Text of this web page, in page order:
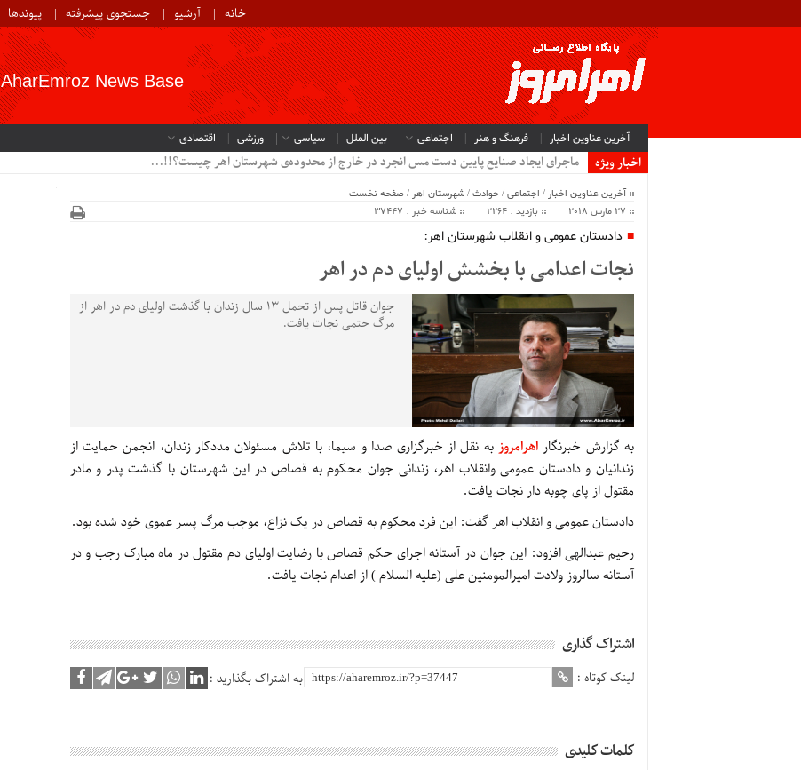
خانه آرشیو جستجوی پیشرفته پیوندها
AharEmroz News Base
آخرین عناوین اخبار فرهنگ و هنر اجتماعی بین الملل سیاسی ورزشی اقتصادی
اخبار ویژه
ماجرای ایجاد صنایع پایین دست مس انجرد در خارج از محدوده‌ی شهرستان اهر چیست؟!!...
آخرین عناوین اخبار / اجتماعی/حوادث/شهرستان اهر /صفحه نخست
27 مارس 2018
بازدید : 2264 شناسه خبر : 37447
دادستان عمومی و انقلاب شهرستان اهر:
نجات اعدامی با بخشش اولیای دم در اهر
جوان قاتل پس از تحمل 13 سال زندان با گذشت اولیای دم در اهر از
مرگ حتمی نجات یافت.
به گزارش خبرنگاراهرامروز به نقل از خبرگزاری صدا و سیما، با تلاش مسئولان مددکار زندان، انجمن حمایت از
زندانیان و دادستان عمومی وانقلاب اهر، زندانی جوان محکوم به قصاص در این شهرستان با گذشت پدر و مادر
مقتول از پای چوبه دار نجات یافت.
دادستان عمومی و انقلاب اهر گفت: این فرد محکوم به قصاص در یک نزاع، موجب مرگ پسر عموی خود شده بود.
رحیم عبدالهی افزود: این جوان در آستانه اجرای حکم قصاص با رضایت اولیای دم مقتول در ماه مبارک رجب و در
آستانه سالروز ولادت امیرالمومنین علی (علیه السلام ) از اعدام نجات یافت.
اشتراک گذاری
لینک کوتاه : به اشتراک بگذارید :
کلمات کلیدی